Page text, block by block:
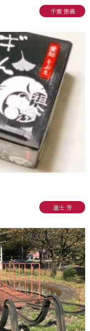
オン
千葉 徳義
進士 芳